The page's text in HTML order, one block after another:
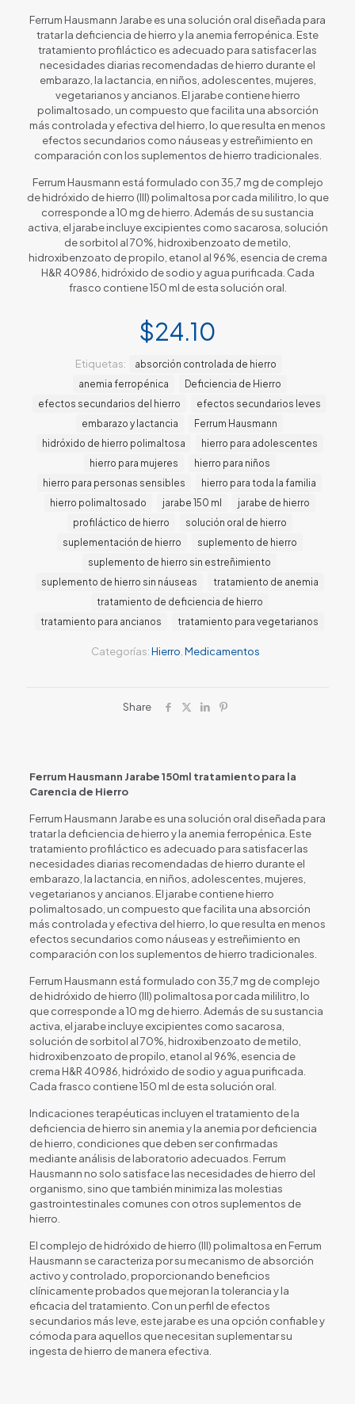
Ferrum Hausmann Jarabe es una solución oral diseñada para
tratar la deficiencia de hierro y la anemia ferropénica. Este
tratamiento profiláctico es adecuado para satisfacer las
necesidades diarias recomendadas de hierro durante el
embarazo, la lactancia, en niños, adolescentes, mujeres,
vegetarianos y ancianos. El jarabe contiene hierro
polimaltosado, un compuesto que facilita una absorción
más controlada y efectiva del hierro, lo que resulta en menos
efectos secundarios como náuseas y estreñimiento en
comparación con los suplementos de hierro tradicionales.
Ferrum Hausmann está formulado con 35,7 mg de complejo
de hidróxido de hierro (III) polimaltosa por cada mililitro, lo que
corresponde a 10 mg de hierro. Además de su sustancia
activa, el jarabe incluye excipientes como sacarosa, solución
de sorbitol al 70%, hidroxibenzoato de metilo,
hidroxibenzoato de propilo, etanol al 96%, esencia de crema
H&R 40986, hidróxido de sodio y agua purificada. Cada
frasco contiene 150 ml de esta solución oral.
$24.10
Categorías:Hierro Medicamentos
Etiquetas:
absorción controlada de hierro
anemia ferropénica
Deficiencia de Hierro
efectos secundarios del hierro
efectos secundarios leves
embarazo y lactancia
Ferrum Hausmann
hidróxido de hierro polimaltosa
hierro para adolescentes
hierro para mujeres
hierro para niños
hierro para personas sensibles
hierro para toda la familia
hierro polimaltosado
jarabe 150 ml
jarabe de hierro
profiláctico de hierro
solución oral de hierro
suplementación de hierro
suplemento de hierro
suplemento de hierro sin estreñimiento
suplemento de hierro sin náuseas
tratamiento de anemia
tratamiento de deficiencia de hierro
tratamiento para ancianos
tratamiento para vegetarianos
Share
Ferrum Hausmann Jarabe 150ml tratamiento para la
Carencia de Hierro
Ferrum Hausmann Jarabe es una solución oral diseñada para
tratar la deficiencia de hierro y la anemia ferropénica. Este
tratamiento profiláctico es adecuado para satisfacer las
necesidades diarias recomendadas de hierro durante el
embarazo, la lactancia, en niños, adolescentes, mujeres,
vegetarianos y ancianos. El jarabe contiene hierro
polimaltosado, un compuesto que facilita una absorción
más controlada y efectiva del hierro, lo que resulta en menos
efectos secundarios como náuseas y estreñimiento en
comparación con los suplementos de hierro tradicionales.
Ferrum Hausmann está formulado con 35,7 mg de complejo
de hidróxido de hierro (III) polimaltosa por cada mililitro, lo
que corresponde a 10 mg de hierro. Además de su sustancia
activa, el jarabe incluye excipientes como sacarosa,
solución de sorbitol al 70%, hidroxibenzoato de metilo,
hidroxibenzoato de propilo, etanol al 96%, esencia de
crema H&R 40986, hidróxido de sodio y agua purificada.
Cada frasco contiene 150 ml de esta solución oral.
Indicaciones terapéuticas incluyen el tratamiento de la
deficiencia de hierro sin anemia y la anemia por deficiencia
de hierro, condiciones que deben ser confirmadas
mediante análisis de laboratorio adecuados. Ferrum
Hausmann no solo satisface las necesidades de hierro del
organismo, sino que también minimiza las molestias
gastrointestinales comunes con otros suplementos de
hierro.
El complejo de hidróxido de hierro (III) polimaltosa en Ferrum
Hausmann se caracteriza por su mecanismo de absorción
activo y controlado, proporcionando beneficios
clínicamente probados que mejoran la tolerancia y la
eficacia del tratamiento. Con un perfil de efectos
secundarios más leve, este jarabe es una opción confiable y
cómoda para aquellos que necesitan suplementar su
ingesta de hierro de manera efectiva.